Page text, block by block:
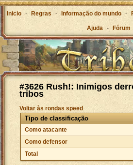
Inicio - Regras - Informação do mundo -
Ajuda - Fórum
#3626 Rush!: Inimigos
tribos
Voltar às rondas speed
Tipo de classificação
Como atacante
Como defensor
Total